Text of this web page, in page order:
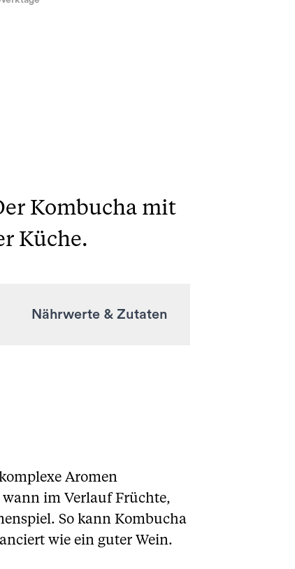
Kombucha mit
Küche.
Nährwerte & Zutaten
Aromen
wann im Verlauf Früchte,
So kann Kombucha
wie ein guter Wein.